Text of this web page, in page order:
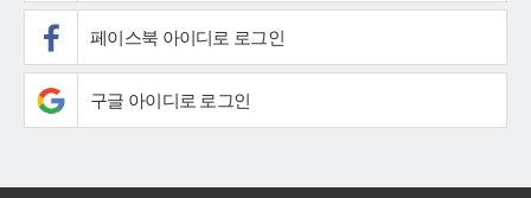
페이스북 아이디로 로그인
구글 아이디로 로그인